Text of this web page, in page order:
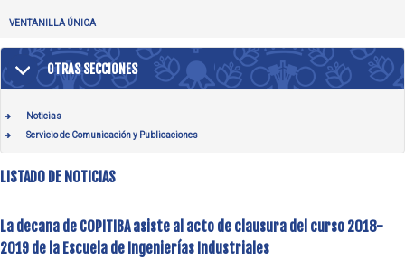
VENTANILLA ÚNICA
OTRAS SECCIONES
Noticias
Servicio de Comunicación y Publicaciones
LISTADO DE NOTICIAS
La decana de COPITIBA asiste al acto de clausura del curso 2018-
2019 de la Escuela de Ingenierías Industriales